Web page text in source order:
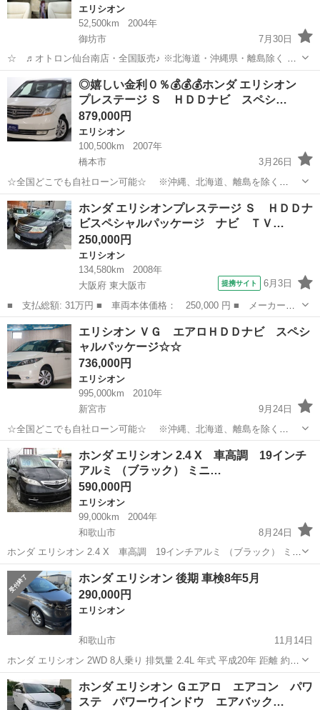
エリシオン
52,500km
2004年
御坊市
7月30日
☆ ♬オトロン仙台南店・全国販売♪ ※北海道・沖縄県・離島除く 金
利0％!!!(^.^)/~~~ ＼今すぐ問合せよう／ ☆エリシオン Ｘ☆
ここをチェック ↓↓↓↓↓↓↓↓↓...
和歌山 御坊市 エリシオン オトロン
◎嬉しい金利０％💰💰💰ホンダ エリシオン
プレステージ Ｓ ＨＤＤナビ スペシ…
879,000円
エリシオン
100,500km
2007年
橋本市
3月26日
☆全国どこでも自社ローン可能☆ ※沖縄、北海道、離島を除く
https://www.otoron.jp/lists/detail?carno=029728 ※全車両2年車検付き
自己破産、債務整理の経験...
和歌山 橋本市 エリシオン プレステージ
ホンダ エリシオンプレステージ Ｓ ＨＤＤナ
ビスペシャルパッケージ ナビ ＴＶ…
250,000円
エリシオン
134,580km
2008年
大阪府 東大阪市
提携サイト 6月3日
■ 支払総額: 31万円 ■ 車両本体価格： 250,000 円 ■ メーカー
名： ホンダ ■ 車種名： エリシオンプレステージ ■ グレード
名： Ｓ ＨＤＤナビスペシャルパッケージ ナビ ＴＶ 両側電動
スライドドア エア...
大阪 東大阪市
エリシオン ＶＧ エアロＨＤＤナビ スペシ
ャルパッケージ☆☆
736,000円
エリシオン
995,000km
2010年
新宮市
9月24日
☆全国どこでも自社ローン可能☆ ※沖縄、北海道、離島を除く
https://www.otoron.jp/lists/detail?carno=028675 ※全車両2年車検付き
自己破産、債務整理の経験...
和歌山 新宮市 エリシオン
ホンダ エリシオン 2.4 X 車高調 19インチ
アルミ （ブラック） ミニ…
590,000円
エリシオン
99,000km
2004年
和歌山市
8月24日
ホンダ エリシオン 2.4 X 車高調 19インチアルミ （ブラック） ミニ
バン 本体価格 590,000円 支払総額 750,000円 年式(初度登録
年):2004(H16) 走行距離:9.9万km 修復歴:なし リ...
和歌山 和歌山市 エリシオン ミニバン
ホンダ エリシオン 後期 車検8年5月
290,000円
エリシオン
和歌山市
11月14日
ホンダ エリシオン 2WD 8人乗り 排気量 2.4L 年式 平成20年 距離 約
8.6万キロ 車検 R8年5月 チェックランプ等無し。 大きくて使い勝手が
良く気に入っていたのですが車庫を空けるために出品致します。 装
備...
和歌山 和歌山市 エリシオン
ホンダ エリシオン Ｇエアロ エアコン パワ
ステ パワーウインドウ エアバック…